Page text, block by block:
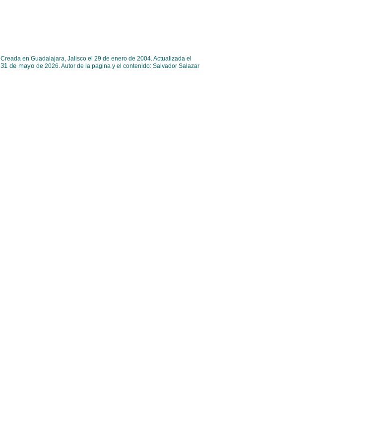
Creada en Guadalajara, Jalisco el 29 de enero de 2004. Actualizada el
31 de mayo de 2026. Autor de la pagina y el contenido: Salvador Salazar